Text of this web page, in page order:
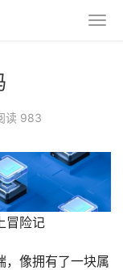
读 983
冒险记
，像拥有了一块属